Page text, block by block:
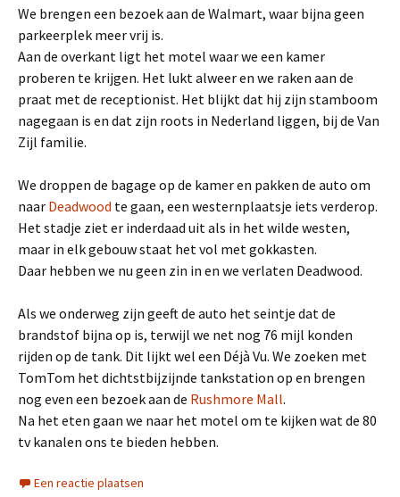
We brengen een bezoek aan de Walmart, waar bijna geen
parkeerplek meer vrij is.
Aan de overkant ligt het motel waar we een kamer
proberen te krijgen. Het lukt alweer en we raken aan de
praat met de receptionist. Het blijkt dat hij zijn stamboom
nagegaan is en dat zijn roots in Nederland liggen, bij de Van
Zijl familie.
We droppen de bagage op de kamer en pakken de auto om
naar Deadwood te gaan, een westernplaatsje iets verderop.
Het stadje ziet er inderdaad uit als in het wilde westen,
maar in elk gebouw staat het vol met gokkasten.
Daar hebben we nu geen zin in en we verlaten Deadwood.
Als we onderweg zijn geeft de auto het seintje dat de
brandstof bijna op is, terwijl we net nog 76 mijl konden
rijden op de tank. Dit lijkt wel een Déjà Vu. We zoeken met
TomTom het dichtstbijzijnde tankstation op en brengen
nog even een bezoek aan de Rushmore Mall.
Na het eten gaan we naar het motel om te kijken wat de 80
tv kanalen ons te bieden hebben.
Een reactie plaatsen